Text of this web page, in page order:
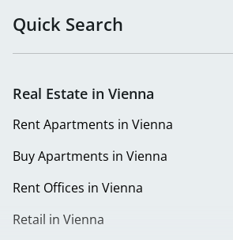
Quick Search
Real Estate in Vienna
Rent Apartments in Vienna
Buy Apartments in Vienna
Rent Offices in Vienna
Retail in Vienna